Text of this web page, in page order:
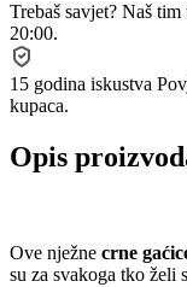
Trebaš savjet? Naš tim
20:00.
15 godina iskustva
kupaca.
Opis
Ove nježne crne
su za svakoga tko želi